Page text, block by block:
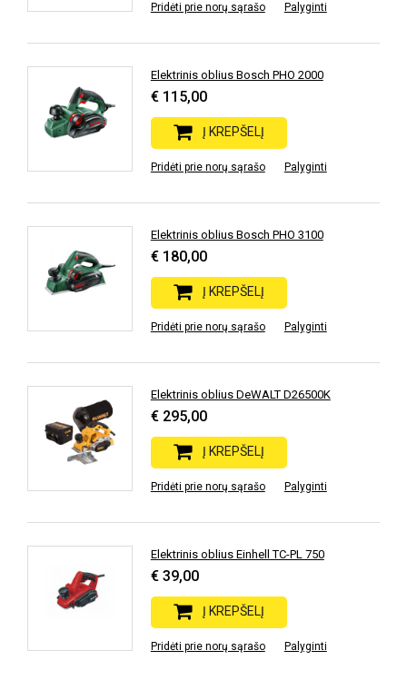
Pridėti prie norų sąrašo Palyginti
Elektrinis oblius Bosch PHO 2000
€ 115,00
Į KREPŠELĮ
Pridėti prie norų sąrašo Palyginti
Elektrinis oblius Bosch PHO 3100
€ 180,00
Į KREPŠELĮ
Pridėti prie norų sąrašo Palyginti
Elektrinis oblius DeWALT D26500K
€ 295,00
Į KREPŠELĮ
Pridėti prie norų sąrašo Palyginti
Elektrinis oblius Einhell TC-PL 750
€ 39,00
Į KREPŠELĮ
Pridėti prie norų sąrašo Palyginti